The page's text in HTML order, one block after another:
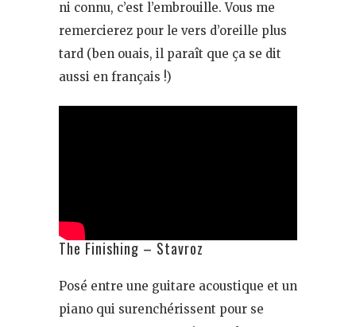
ni connu, c’est l’embrouille. Vous me
remercierez pour le vers d’oreille plus
tard (ben ouais, il paraît que ça se dit
aussi en français !)
The Finishing – Stavroz
Posé entre une guitare acoustique et un
piano qui surenchérissent pour se